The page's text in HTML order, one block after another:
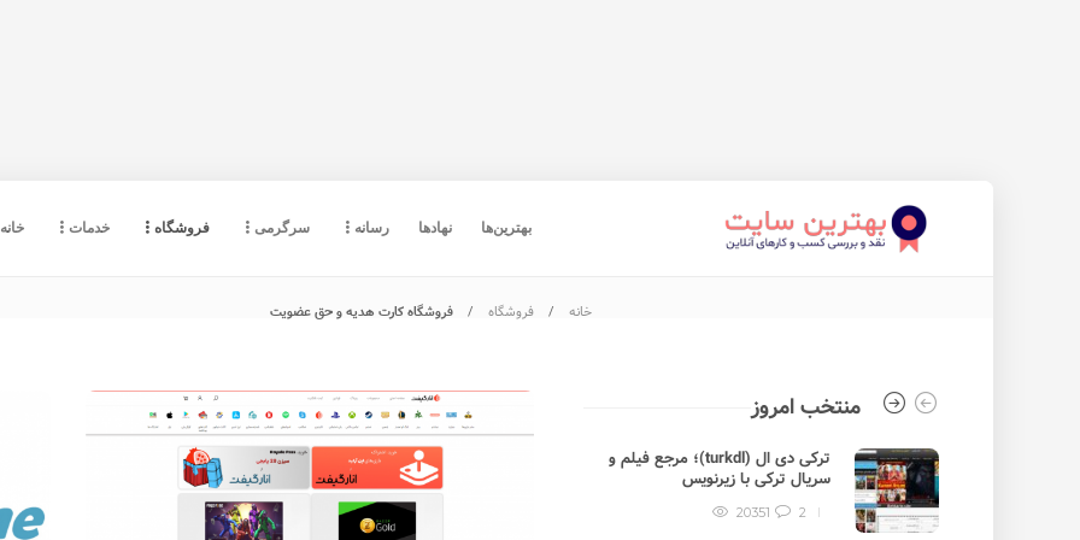
خانه خدمات فروشگاه سرگرمی رسانه نهادها بهترین‌ها
خانه فروشگاه فروشگاه کارت هدیه و حق عضویت
منتخب امروز
ترکی دی ال (turkdl)؛ مرجع فیلم و
سریال ترکی با زیرنویس
2
20351
صرافی ٖپروستو کش (Prosto Cash)؛
صرافی ارز دیجیتال خارجی بدون نیاز به
احراز هویت
2317